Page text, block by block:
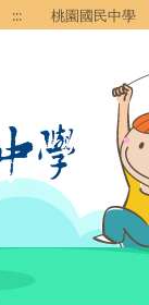
::: 桃園國民中學